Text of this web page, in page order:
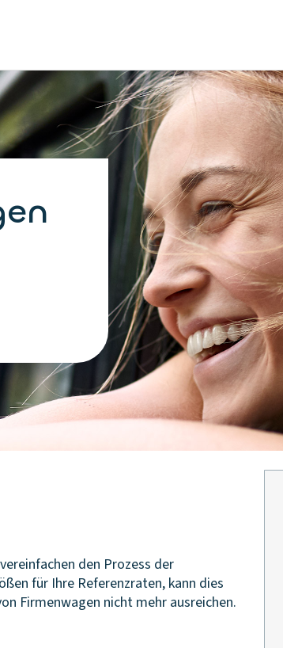
den Prozess der
für Ihre Referenzraten, kann dies
Firmenwagen nicht mehr ausreichen.